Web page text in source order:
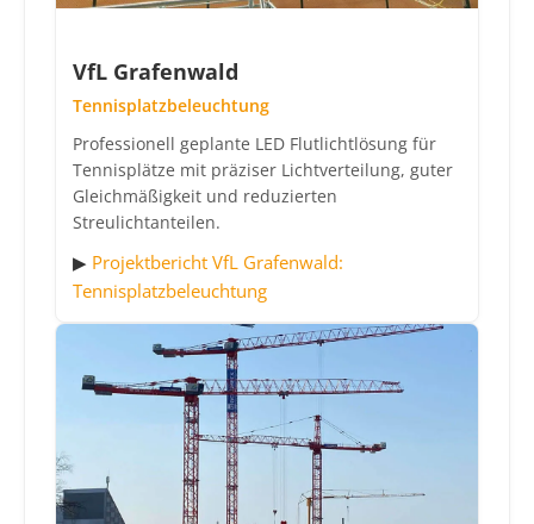
VfL Grafenwald
Tennisplatzbeleuchtung
Professionell geplante LED Flutlichtlösung für
Tennisplätze mit präziser Lichtverteilung, guter
Gleichmäßigkeit und reduzierten
Streulichtanteilen.
▶ Projektbericht VfL Grafenwald:
Tennisplatzbeleuchtung